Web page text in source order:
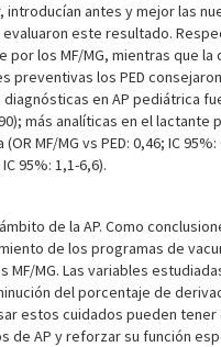
antes y mejor las
este resultado.
los MF/MG, mientras que
preventivas los PED
en AP pediátrica
más analíticas en el
MF/MG vs PED: 0,46; IC
95%: 1,1-6,6).
de la AP. Como
de los programas de
MG. Las variables
del porcentaje de
estos cuidados pueden
AP y reforzar su función